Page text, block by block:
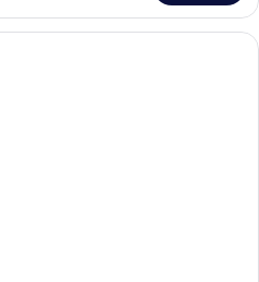
Une chambre d’hôtel moderne,